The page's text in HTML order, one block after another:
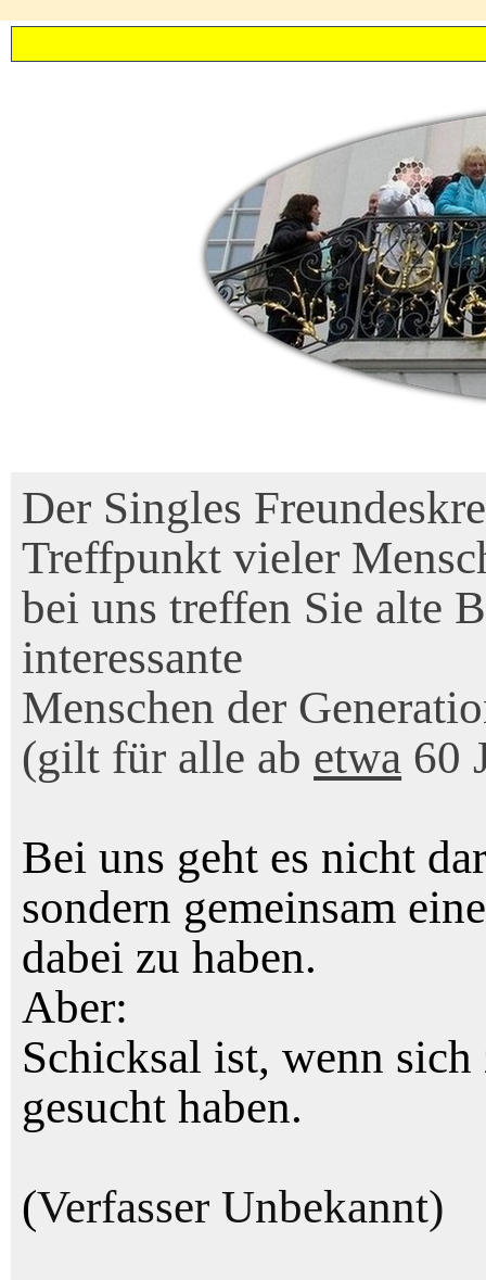
Der Singles
Treffpunkt vieler
bei uns treffen Sie alte
interessante
Menschen der
(gilt für alle ab etwa 60
Bei uns geht es nicht
sondern gemeinsam
dabei zu haben.
Aber:
Schicksal ist, wenn
gesucht haben.
(Verfasser Unbekannt)